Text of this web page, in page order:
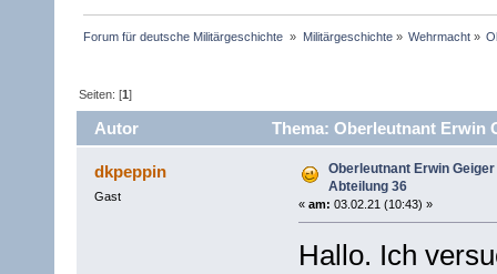
Forum für deutsche Militärgeschichte » Militärgeschichte» Wehrmacht»
Seiten: [1]
Autor Thema: Oberleutnant Erwin
dkpeppin
Gast
Oberleutnant Erwin
Abteilung 36
« am: 03.02.21 (10:43) »
Hallo. Ich